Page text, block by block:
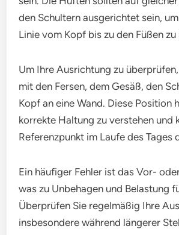
den Schultern ausgerichtet sein,
Linie vom Kopf bis zu den Füßen zu
Um Ihre Ausrichtung zu
mit den Fersen, dem Gesäß, den
Kopf an eine Wand. Diese Position
korrekte Haltung zu verstehen und
Referenzpunkt im Laufe des Tages
Ein häufiger Fehler ist das Vor-
was zu Unbehagen und Belastung
Überprüfen Sie regelmäßig Ihre
insbesondere während längerer